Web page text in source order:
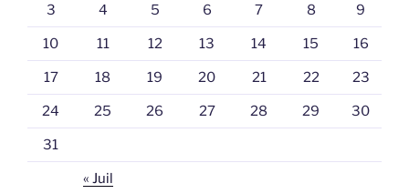
3 4 5 6 7 8 9
10 11 12 13 14 15 16
17 18 19 20 21 22 23
24 25 26 27 28 29 30
31
« Juil